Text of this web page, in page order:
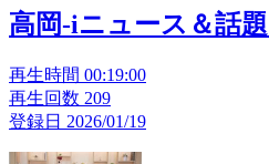
高岡-iニュース＆話題
再生時間 00:19:00
再生回数 209
登録日 2026/01/19